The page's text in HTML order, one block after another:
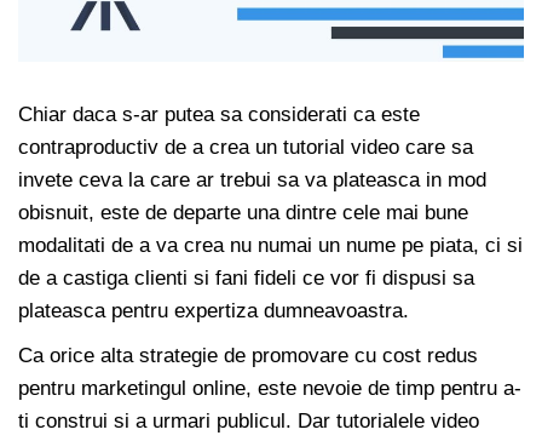
Chiar daca s-ar putea sa considerati ca este
contraproductiv de a crea un tutorial video care sa
invete ceva la care ar trebui sa va plateasca in mod
obisnuit, este de departe una dintre cele mai bune
modalitati de a va crea nu numai un nume pe piata, ci si
de a castiga clienti si fani fideli ce vor fi dispusi sa
plateasca pentru expertiza dumneavoastra.
Ca orice alta strategie de promovare cu cost redus
pentru marketingul online, este nevoie de timp pentru a-
ti construi si a urmari publicul. Dar tutorialele video